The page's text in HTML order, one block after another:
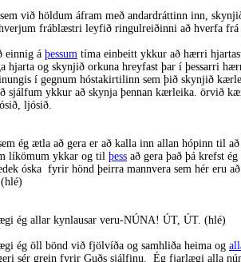
við höldum áfram með andardráttinn inn,
fráblæstri leyfið ringulreiðinni að hverfa frá
einnig á þessum tíma einbeitt ykkur að hærri
hjarta og skynjið orkuna hreyfast þar í þessarri
í gegnum hóstakirtilinn sem þið skynjið
sjálfum ykkur að skynja þennan kærleika. örvið
ljósið.
ég ætla að gera er að kalla inn allan hópinn til
líkömum ykkar og til þess að gera það þá krefst
óska fyrir hönd þeirra mannvera sem hér eru
ég allar kynlausar veru-NÚNA! ÚT, ÚT. (hlé)
ég öll bönd við fjölvíða og samhliða heima og
sér grein fyrir Guðs sjálfinu. Ég fjarlægi alla